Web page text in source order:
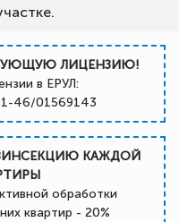
ЛИЦЕНЗИЮ!
в ЕРУЛ:
46/01569143
КАЖДОЙ
обработки
квартир - 20%